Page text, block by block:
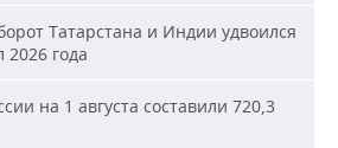
Татарстана и Индии удвоился
2026 года
на 1 августа составили 720,3